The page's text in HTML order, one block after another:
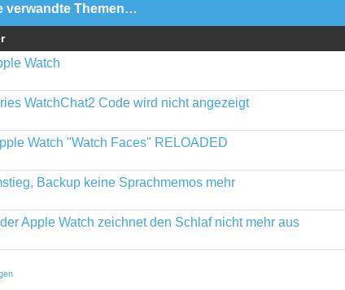
verwandte Themen…
Watch
WatchChat2 Code wird nicht angezeigt
Watch "Watch Faces" RELOADED
Backup keine Sprachmemos mehr
Apple Watch zeichnet den Schlaf nicht mehr aus